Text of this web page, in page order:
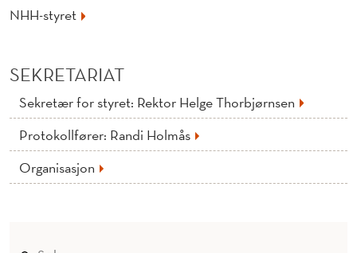
NHH-styret
SEKRETARIAT
Sekretær for styret: Rektor Helge Thorbjørnsen
Protokollfører: Randi Holmås
Organisasjon